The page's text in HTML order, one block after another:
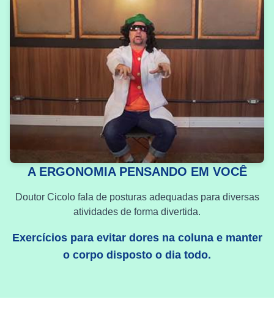
A ERGONOMIA PENSANDO EM VOCÊ
Doutor Cicolo fala de posturas adequadas para diversas
atividades de forma divertida.
Exercícios para evitar dores na coluna e manter
o corpo disposto o dia todo.